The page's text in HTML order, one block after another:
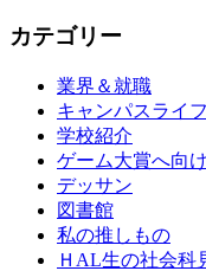
カテゴリー
業界＆就職
キャンパスライフ
学校紹介
ゲーム大賞へ向
デッサン
図書館
私の推しもの
ＨAL生の社会科